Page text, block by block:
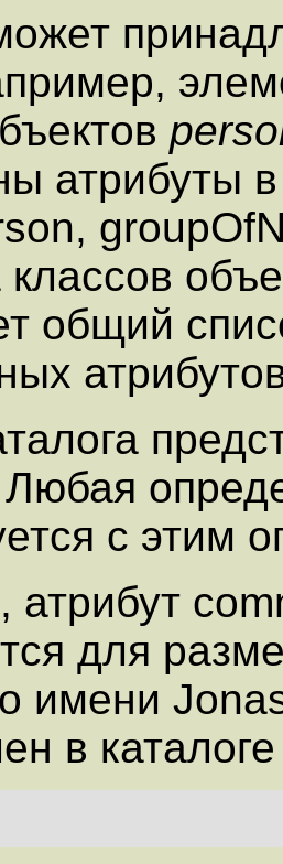
атрибуты
классов
общий
Любая
с этим
атрибут
для
имени
в каталоге